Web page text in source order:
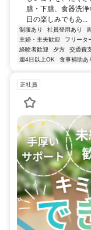
膳・下膳、食器洗
日の楽しみでもあ...
制服あり 社員登用あり
主婦・主夫歓迎
フリータ
経験者歓迎
夕方 交通費
週4日以上OK
食事補助あ
正社員